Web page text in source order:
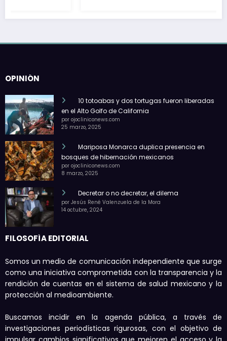
OPINIÓN
10 totoabas y dos tortugas fueron liberadas
en el Alto Golfo de California
por ojocliniconews.com
25 marzo, 2025
Mariposa Monarca duplica presencia en
bosques de hibernación mexicanos
por ojocliniconews.com
8 marzo, 2025
Decretar o no decretar, el dilema
por Jesús René Valenzuela de la Mora
14 octubre, 2024
FILOSOFÍA EDITORIAL
Somos un medio de comunicación independiente que surge
como una iniciativa comprometida con la transparencia y la
rendición de cuentas en el sistema de salud mexicano y la
protección al medioambiente.
Buscamos incidir en la agenda pública, a través de
investigaciones periodísticas rigurosas, con el objetivo de